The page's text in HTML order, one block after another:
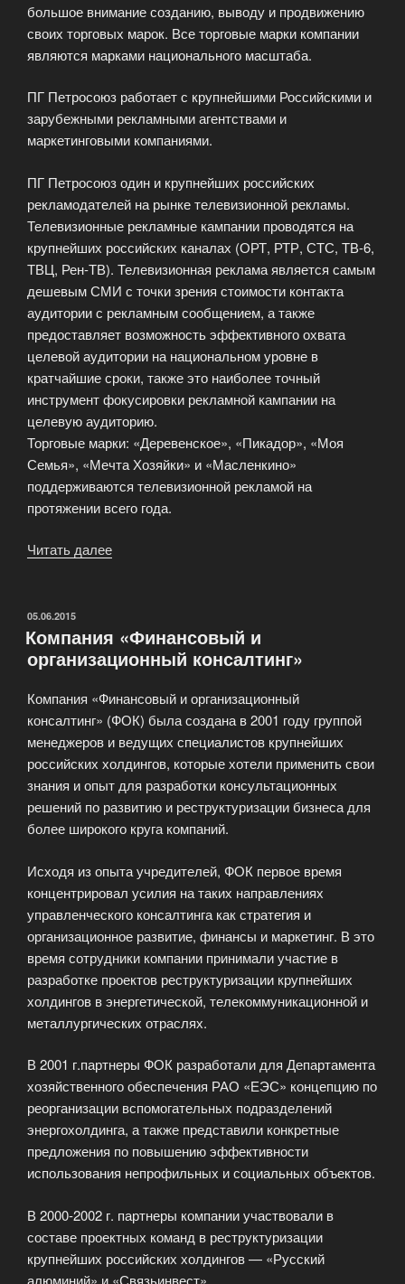
большое внимание созданию, выводу и продвижению
своих торговых марок. Все торговые марки компании
являются марками национального масштаба.
ПГ Петросоюз работает с крупнейшими Российскими и
зарубежными рекламными агентствами и
маркетинговыми компаниями.
ПГ Петросоюз один и крупнейших российских
рекламодателей на рынке телевизионной рекламы.
Телевизионные рекламные кампании проводятся на
крупнейших российских каналах (ОРТ, РТР, СТС, ТВ-6,
ТВЦ, Рен-ТВ). Телевизионная реклама является самым
дешевым СМИ с точки зрения стоимости контакта
аудитории с рекламным сообщением, а также
предоставляет возможность эффективного охвата
целевой аудитории на национальном уровне в
кратчайшие сроки, также это наиболее точный
инструмент фокусировки рекламной кампании на
целевую аудиторию.
Торговые марки: «Деревенское», «Пикадор», «Моя
Семья», «Мечта Хозяйки» и «Масленкино»
поддерживаются телевизионной рекламой на
протяжении всего года.
Читать далее
ОПУБЛИКОВАНО
05.06.2015
Компания «Финансовый и
организационный консалтинг»
Компания «Финансовый и организационный
консалтинг» (ФОК) была создана в 2001 году группой
менеджеров и ведущих специалистов крупнейших
российских холдингов, которые хотели применить свои
знания и опыт для разработки консультационных
решений по развитию и реструктуризации бизнеса для
более широкого круга компаний.
Исходя из опыта учредителей, ФОК первое время
концентрировал усилия на таких направлениях
управленческого консалтинга как стратегия и
организационное развитие, финансы и маркетинг. В это
время сотрудники компании принимали участие в
разработке проектов реструктуризации крупнейших
холдингов в энергетической, телекоммуникационной и
металлургических отраслях.
В 2001 г.партнеры ФОК разработали для Департамента
хозяйственного обеспечения РАО «ЕЭС» концепцию по
реорганизации вспомогательных подразделений
энергохолдинга, а также представили конкретные
предложения по повышению эффективности
использования непрофильных и социальных объектов.
В 2000-2002 г. партнеры компании участвовали в
составе проектных команд в реструктуризации
крупнейших российских холдингов — «Русский
алюминий» и «Связьинвест».